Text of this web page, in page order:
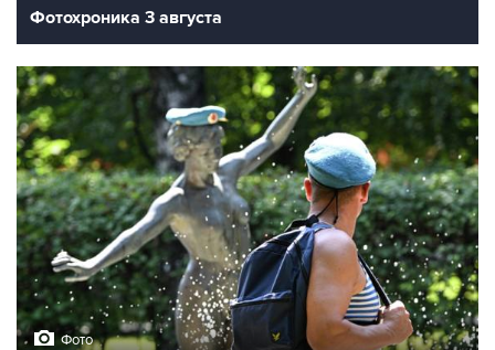
Фотохроника 3 августа
Фото